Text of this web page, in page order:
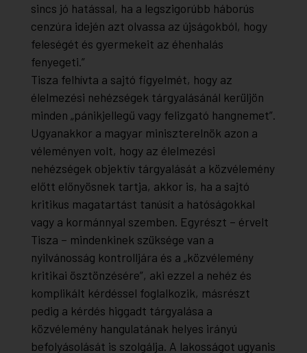
sincs jó hatással, ha a legszigorúbb háborús
cenzúra idején azt olvassa az újságokból, hogy
feleségét és gyermekeit az éhenhalás
fenyegeti.”
Tisza felhívta a sajtó figyelmét, hogy az
élelmezési nehézségek tárgyalásánál kerüljön
minden „pánikjellegű vagy felizgató hangnemet”.
Ugyanakkor a magyar miniszterelnök azon a
véleményen volt, hogy az élelmezési
nehézségek objektív tárgyalását a közvélemény
előtt előnyösnek tartja, akkor is, ha a sajtó
kritikus magatartást tanúsít a hatóságokkal
vagy a kormánnyal szemben. Egyrészt – érvelt
Tisza – mindenkinek szüksége van a
nyilvánosság kontrolljára és a „közvélemény
kritikai ösztönzésére”, aki ezzel a nehéz és
komplikált kérdéssel foglalkozik, másrészt
pedig a kérdés higgadt tárgyalása a
közvélemény hangulatának helyes irányú
befolyásolását is szolgálja. A lakosságot ugyanis